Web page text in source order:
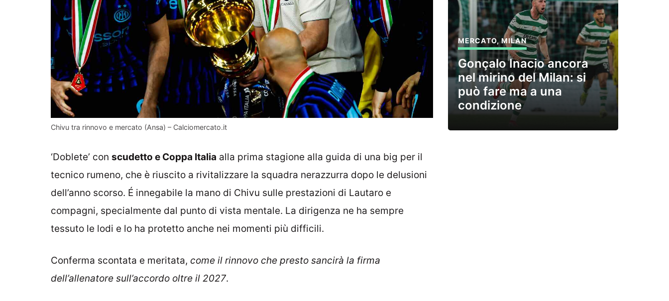
Chivu tra rinnovo e mercato (Ansa) – Calciomercato.it
‘Doblete’ con scudetto e Coppa Italia alla prima stagione alla guida di una big per il
tecnico rumeno, che è riuscito a rivitalizzare la squadra nerazzurra dopo le delusioni
dell’anno scorso. É innegabile la mano di Chivu sulle prestazioni di Lautaro e
compagni, specialmente dal punto di vista mentale. La dirigenza ne ha sempre
tessuto le lodi e lo ha protetto anche nei momenti più difficili.
Conferma scontata e meritata, come il rinnovo che presto sancirà la firma
dell’allenatore sull’accordo oltre il 2027.
MERCATO,MILAN
Gonçalo Inacio ancora
nel mirino del Milan: si
può fare ma a una
condizione